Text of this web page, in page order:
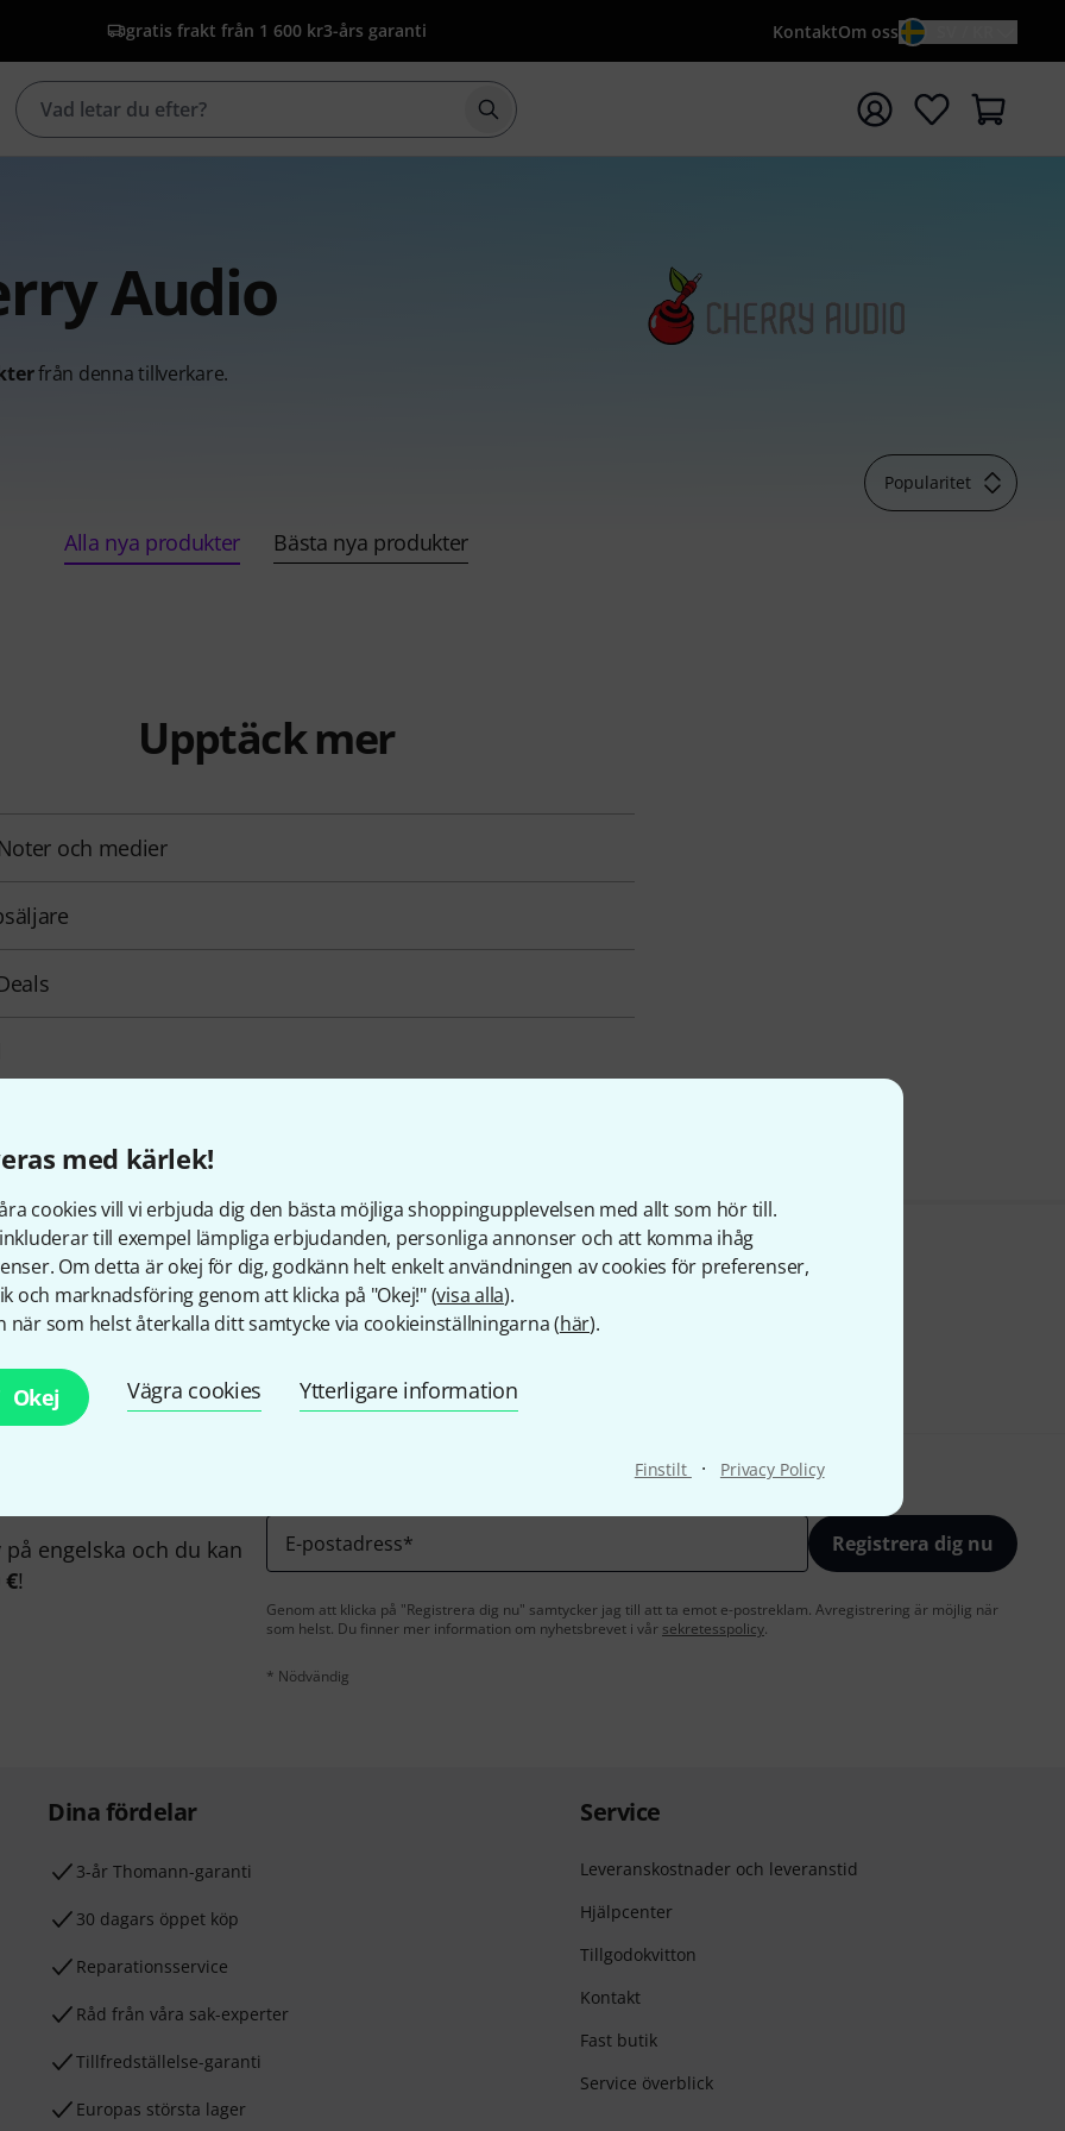
med kärlek!
cookies vill vi erbjuda dig den bästa möjliga shoppingupplevelsen med allt som hör till.
till exempel lämpliga erbjudanden, personliga annonser och att komma ihåg
Om detta är okej för dig, godkänn helt enkelt användningen av cookies för preferenser,
och marknadsföring genom att klicka på "Okej!" (visa alla).
när som helst återkalla ditt samtycke via cookieinställningarna (här).
Okej Vägra cookies Ytterligare information
Finstilt · Privacy Policy
gratis frakt från 1 600 kr3-års garanti KontaktOm oss
Börja sökningen med söktermen {searchTerm}
Audio
från denna tillverkare.
Popularitet
Alla nya produkter Bästa nya produkter
Upptäck mer
och medier
Gillar du vad du ser?
Dela Hjälp & Feedback
engelska och du kan
€!
E-postadress* Registrera dig nu
Genom att klicka på "Registrera dig nu" samtycker jag till att ta emot e-postreklam. Avregistrering är möjlig när
som helst. Du finner mer information om nyhetsbrevet i vår sekretesspolicy.
* Nödvändig
Dina fördelar
3-år Thomann-garanti
30 dagars öppet köp
Reparationsservice
Råd från våra sak-experter
Tillfredställelse-garanti
Europas största lager
Service
Leveranskostnader och leveranstid
Hjälpcenter
Tillgodokvitton
Kontakt
Fast butik
Service överblick